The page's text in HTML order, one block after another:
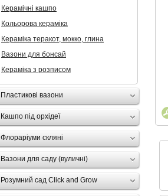
Керамічні кашпо
Кольорова кераміка
Кераміка теракот, мокко, глина
Вазони для бонсай
Кераміка з розписом
Пластикові вазони
Кашпо під орхідеї
Флораріуми скляні
Вазони для саду (вуличні)
Розумний сад Click and Grow